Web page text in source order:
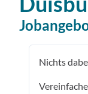
Nichts